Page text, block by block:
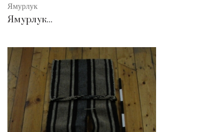
Ямурлук
Ямурлук...